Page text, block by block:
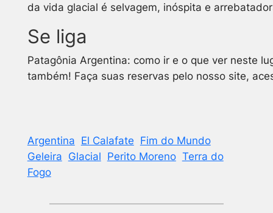
da vida glacial é selvagem, inóspita e
Se liga
Patagônia Argentina: como ir e o que ver neste
também! Faça suas reservas pelo nosso site,
Argentina El Calafate Fim do Mundo
Geleira Glacial Perito Moreno Terra do
Fogo